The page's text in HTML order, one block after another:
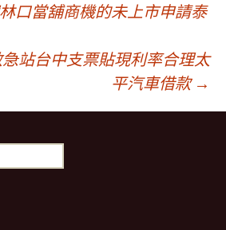
口當舖商機的未上市申請泰
站台中支票貼現利率合理太
平汽車借款 →